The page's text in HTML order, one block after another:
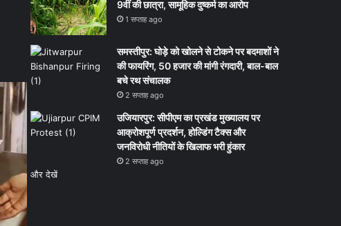
9वीं की छात्रा, सामूहिक दुष्कर्म का आरोप
1 सप्ताह ago
समस्तीपुर: घोड़े को खोलने से टोकने पर बदमाशों ने
की फायरिंग, 50 हजार की मांगी रंगदारी, बाल-बाल
बचे रथ संचालक
2 सप्ताह ago
उजियारपुर: सीपीएम का प्रखंड मुख्यालय पर
आक्रोशपूर्ण प्रदर्शन, होल्डिंग टैक्स और
जनविरोधी नीतियों के खिलाफ भरी हुंकार
2 सप्ताह ago
और देखें